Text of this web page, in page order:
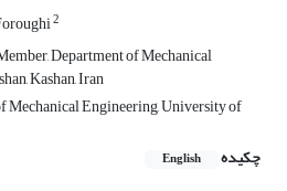
2
Department of Mechanical
Kashan, Iran
Mechanical Engineering, University of
چکیده
English